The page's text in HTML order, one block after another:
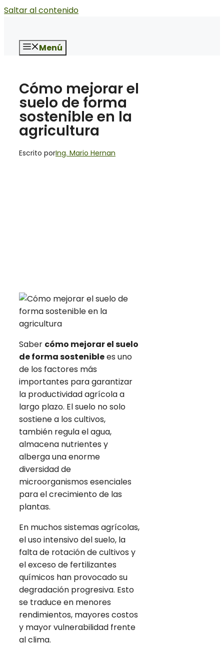
Saltar al contenido
Menú
Cómo mejorar el
suelo de forma
sostenible en la
agricultura
Escrito porIng. Mario Hernan
Saber cómo mejorar el suelo
de forma sosteniblees uno
de los factores más
importantes para garantizar
la productividad agrícola a
largo plazo. El suelo no solo
sostiene a los cultivos,
también regula el agua,
almacena nutrientes y
alberga una enorme
diversidad de
microorganismos esenciales
para el crecimiento de las
plantas.
En muchos sistemas agrícolas,
el uso intensivo del suelo, la
falta de rotación de cultivos y
el exceso de fertilizantes
químicos han provocado su
degradación progresiva. Esto
se traduce en menores
rendimientos, mayores costos
y mayor vulnerabilidad frente
al clima.